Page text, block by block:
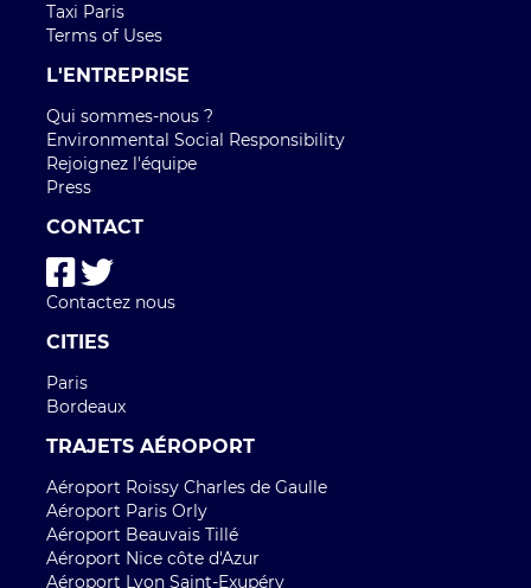
Taxi Paris
Terms of Uses
L'ENTREPRISE
Qui sommes-nous ?
Environmental Social Responsibility
Rejoignez l'équipe
Press
CONTACT
Contactez nous
CITIES
Paris
Bordeaux
TRAJETS AÉROPORT
Aéroport Roissy Charles de Gaulle
Aéroport Paris Orly
Aéroport Beauvais Tillé
Aéroport Nice côte d'Azur
Aéroport Lyon Saint-Exupéry